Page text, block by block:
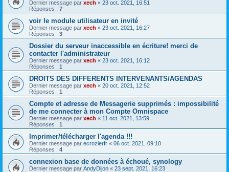
Dernier message par xech « 23 oct. 2021, 16:51
Réponses : 7
voir le module utilisateur en invité
Dernier message par xech « 23 oct. 2021, 16:27
Réponses : 3
Dossier du serveur inaccessible en écriture! merci de
contacter l'administrateur
Dernier message par xech « 23 oct. 2021, 16:12
Réponses : 1
DROITS DES DIFFERENTS INTERVENANTS/AGENDAS
Dernier message par xech « 20 oct. 2021, 12:52
Réponses : 1
Compte et adresse de Messagerie supprimés : impossibilité
de me connecter à mon Compte Omnispace
Dernier message par xech « 11 oct. 2021, 13:59
Réponses : 1
Imprimer/télécharger l'agenda !!!
Dernier message par ecrozierfr « 06 oct. 2021, 09:10
Réponses : 4
connexion base de données à échoué, synology
Dernier message par AndyDijon « 23 sept. 2021, 16:23